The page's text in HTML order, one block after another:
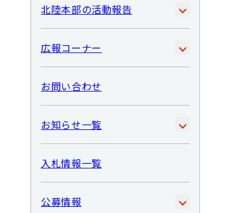
北陸本部の活動報告
広報コーナー
お問い合わせ
お知らせ一覧
入札情報一覧
公募情報